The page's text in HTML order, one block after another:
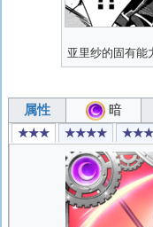
亚里纱的固有能
属性 暗
★★★ ★★★★